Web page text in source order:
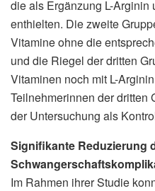
die als Ergänzung L-
enthielten. Die zweite
Vitamine ohne die
und die Riegel der dritten
Vitaminen noch mit L-
Teilnehmerinnen der dritten
der Untersuchung als
Signifikante Reduzierung
Im Rahmen ihrer Studie